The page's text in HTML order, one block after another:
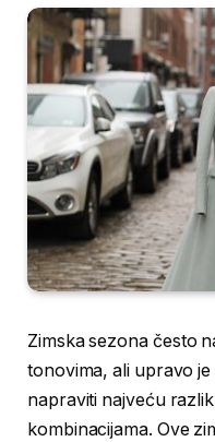
Zimska sezona često
tonovima, ali upravo
napraviti najveću
kombinacijama. Ove